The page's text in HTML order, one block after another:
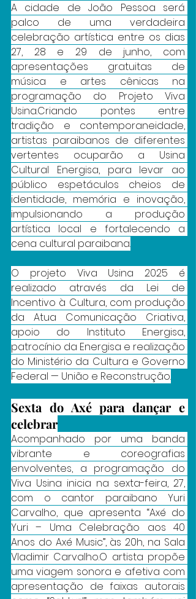
A cidade de João Pessoa será
palco de uma verdadeira
celebração artística entre os dias
27, 28 e 29 de junho, com
apresentações gratuitas de
música e artes cênicas na
programação do Projeto Viva
Usina.Criando pontes entre
tradição e contemporaneidade,
artistas paraibanos de diferentes
vertentes ocuparão a Usina
Cultural Energisa, para levar ao
público espetáculos cheios de
identidade, memória e inovação,
impulsionando a produção
artística local e fortalecendo a
cena cultural paraibana.
O projeto Viva Usina 2025 é
realizado através da Lei de
Incentivo à Cultura, com produção
da Atua Comunicação Criativa,
apoio do Instituto Energisa,
patrocínio da Energisa e realização
do Ministério da Cultura e Governo
Federal — União e Reconstrução.
Sexta do Axé para dançar e
celebrar
Acompanhado por uma banda
vibrante e coreografias
envolventes, a programação do
Viva Usina inicia na sexta-feira, 27,
com o cantor paraibano Yuri
Carvalho, que apresenta “Axé do
Yuri – Uma Celebração aos 40
Anos do Axé Music”, às 20h, na Sala
Vladimir Carvalho.O artista propõe
uma viagem sonora e afetiva com
apresentação de faixas autorais